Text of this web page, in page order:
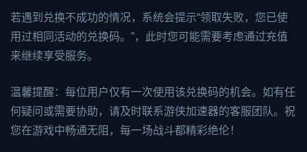
若遇到兑换不成功的情况，系统会提示“领取失败，您已使
用过相同活动的兑换码。”，此时您可能需要考虑通过充值
来继续享受服务。
温馨提醒：每位用户仅有一次使用该兑换码的机会。如有任
何疑问或需要协助，请及时联系游侠加速器的客服团队。祝
您在游戏中畅通无阻，每一场战斗都精彩绝伦！